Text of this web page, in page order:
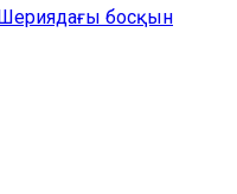
босқын